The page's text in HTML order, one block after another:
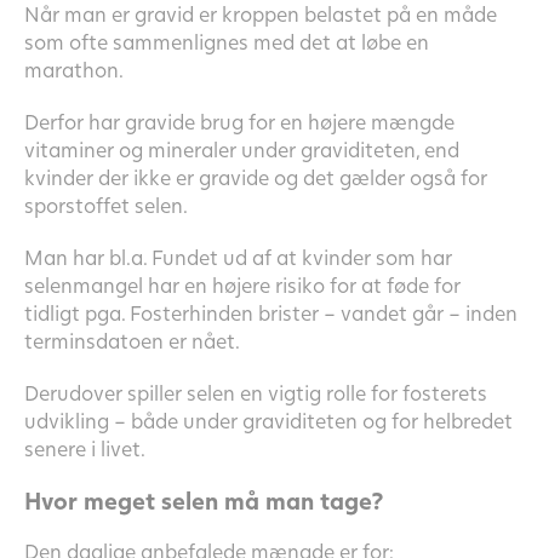
Når man er gravid er kroppen belastet på en måde
som ofte sammenlignes med det at løbe en
marathon.
Derfor har gravide brug for en højere mængde
vitaminer og mineraler under graviditeten, end
kvinder der ikke er gravide og det gælder også for
sporstoffet selen.
Man har bl.a. Fundet ud af at kvinder som har
selenmangel har en højere risiko for at føde for
tidligt pga. Fosterhinden brister – vandet går – inden
terminsdatoen er nået.
Derudover spiller selen en vigtig rolle for fosterets
udvikling – både under graviditeten og for helbredet
senere i livet.
Hvor meget selen må man tage?
Den daglige anbefalede mængde er for: